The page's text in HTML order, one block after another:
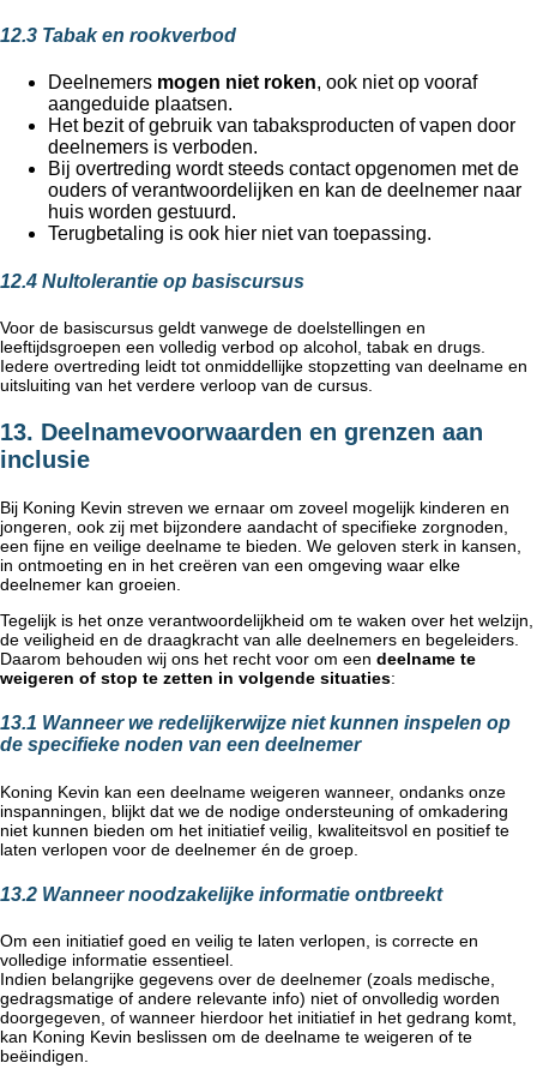
12.3 Tabak en rookverbod
Deelnemers mogen niet roken, ook niet op vooraf
aangeduide plaatsen.
Het bezit of gebruik van tabaksproducten of vapen door
deelnemers is verboden.
Bij overtreding wordt steeds contact opgenomen met de
ouders of verantwoordelijken en kan de deelnemer naar
huis worden gestuurd.
Terugbetaling is ook hier niet van toepassing.
12.4 Nultolerantie op basiscursus
Voor de basiscursus geldt vanwege de doelstellingen en
leeftijdsgroepen een volledig verbod op alcohol, tabak en drugs.
Iedere overtreding leidt tot onmiddellijke stopzetting van deelname en
uitsluiting van het verdere verloop van de cursus.
13. Deelnamevoorwaarden en grenzen aan
inclusie
Bij Koning Kevin streven we ernaar om zoveel mogelijk kinderen en
jongeren, ook zij met bijzondere aandacht of specifieke zorgnoden,
een fijne en veilige deelname te bieden. We geloven sterk in kansen,
in ontmoeting en in het creëren van een omgeving waar elke
deelnemer kan groeien.
Tegelijk is het onze verantwoordelijkheid om te waken over het welzijn,
de veiligheid en de draagkracht van alle deelnemers en begeleiders.
Daarom behouden wij ons het recht voor om een deelname te
weigeren of stop te zetten in volgende situaties:
13.1 Wanneer we redelijkerwijze niet kunnen inspelen op
de specifieke noden van een deelnemer
Koning Kevin kan een deelname weigeren wanneer, ondanks onze
inspanningen, blijkt dat we de nodige ondersteuning of omkadering
niet kunnen bieden om het initiatief veilig, kwaliteitsvol en positief te
laten verlopen voor de deelnemer én de groep.
13.2 Wanneer noodzakelijke informatie ontbreekt
Om een initiatief goed en veilig te laten verlopen, is correcte en
volledige informatie essentieel.
Indien belangrijke gegevens over de deelnemer (zoals medische,
gedragsmatige of andere relevante info) niet of onvolledig worden
doorgegeven, of wanneer hierdoor het initiatief in het gedrang komt,
kan Koning Kevin beslissen om de deelname te weigeren of te
beëindigen.